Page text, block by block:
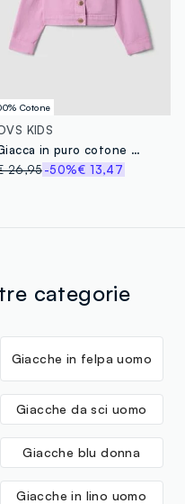
Cotone
KIDS
Giacca in puro cotone denim rosa da bambina regular fit con tasche
26,95 -50%€ 13,47
categorie
Giacche in felpa uomo
Giacche da sci uomo
Giacche blu donna
Giacche in lino uomo